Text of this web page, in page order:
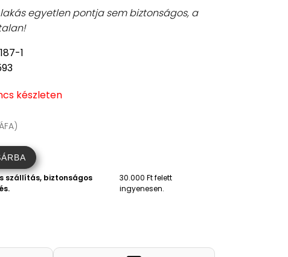
egyetlen pontja sem biztonságos, a
1
készleten
szállítás, biztonságos
30.000 Ft felett
ingyenesen.